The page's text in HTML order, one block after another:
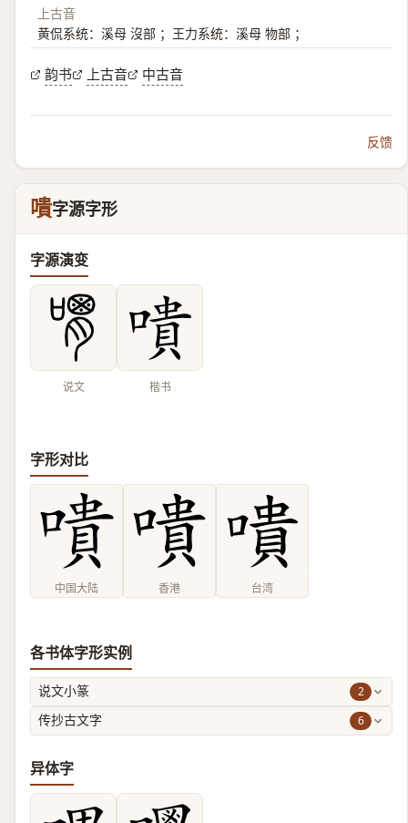
上古音
黄侃系统：溪母 沒部 ；王力系统：溪母 物部 ；
韵书 上古音 中古音
反馈
嘳字源字形
字源演变
说文 楷书
字形对比
中国大陆 香港 台湾
各书体字形实例
说文小篆 2
传抄古文字 6
异体字